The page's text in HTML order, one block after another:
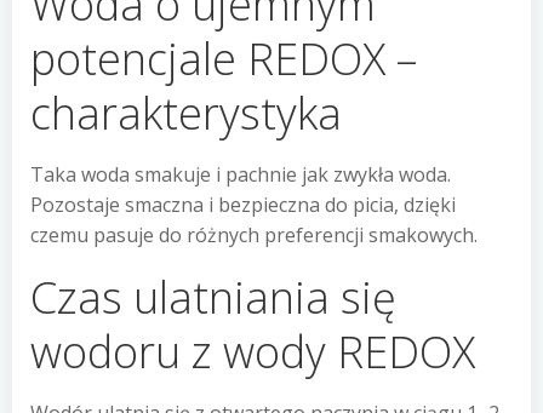
potencjale REDOX –
charakterystyka
Taka woda smakuje i pachnie jak zwykła woda.
Pozostaje smaczna i bezpieczna do picia, dzięki
czemu pasuje do różnych preferencji smakowych.
Czas ulatniania się
wodoru z wody REDOX